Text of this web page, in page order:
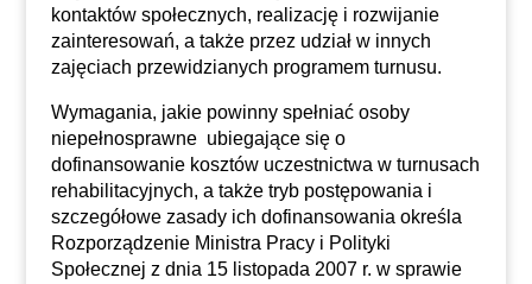
kontaktów społecznych, realizację i rozwijanie
zainteresowań, a także przez udział w innych
zajęciach przewidzianych programem turnusu.
Wymagania, jakie powinny spełniać osoby
niepełnosprawne ubiegające się o
dofinansowanie kosztów uczestnictwa w turnusach
rehabilitacyjnych, a także tryb postępowania i
szczegółowe zasady ich dofinansowania określa
Rozporządzenie Ministra Pracy i Polityki
Społecznej z dnia 15 listopada 2007 r. w sprawie